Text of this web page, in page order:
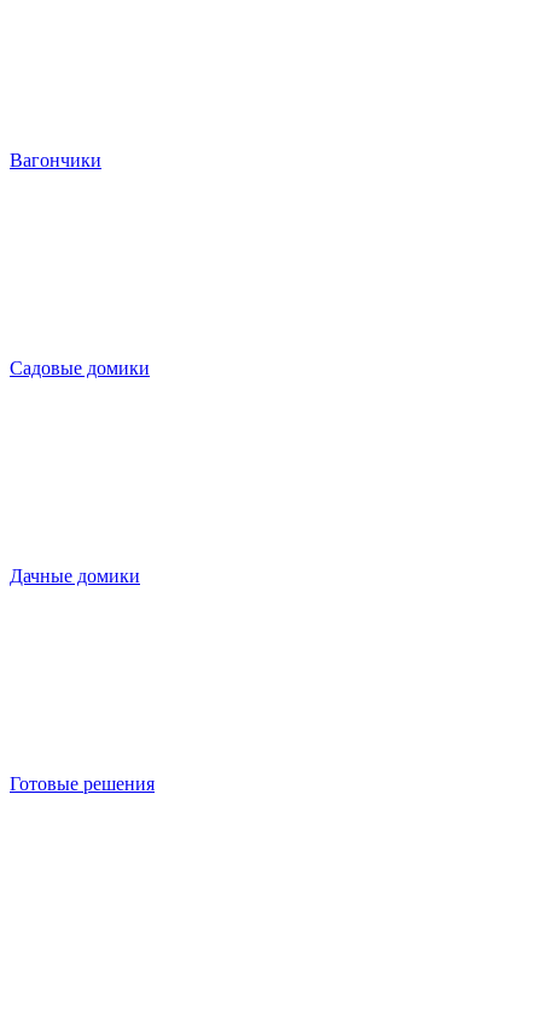
Вагончики
Садовые домики
Дачные домики
Готовые решения